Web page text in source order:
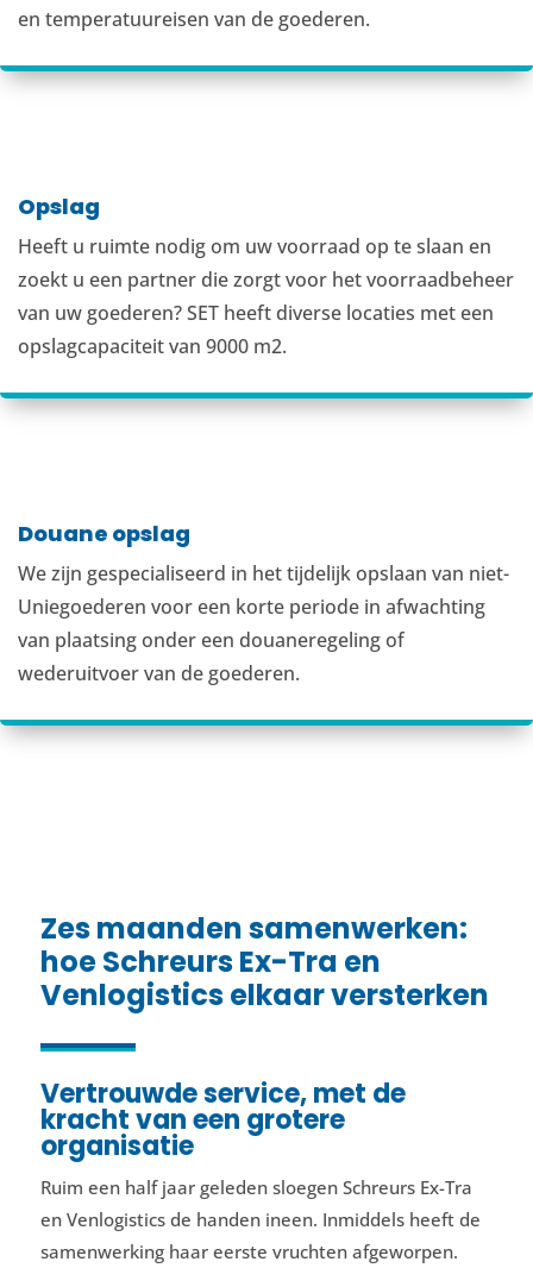
en temperatuureisen van de goederen.
Opslag
Heeft u ruimte nodig om uw voorraad op te slaan en
zoekt u een partner die zorgt voor het voorraadbeheer
van uw goederen? SET heeft diverse locaties met een
opslagcapaciteit van 9000 m2.
Douane opslag
We zijn gespecialiseerd in het tijdelijk opslaan van niet-
Uniegoederen voor een korte periode in afwachting
van plaatsing onder een douaneregeling of
wederuitvoer van de goederen.
Zes maanden samenwerken:
hoe Schreurs Ex-Tra en
Venlogistics elkaar versterken
Vertrouwde service, met de
kracht van een grotere
organisatie
Ruim een half jaar geleden sloegen Schreurs Ex-Tra
en Venlogistics de handen ineen. Inmiddels heeft de
samenwerking haar eerste vruchten afgeworpen.